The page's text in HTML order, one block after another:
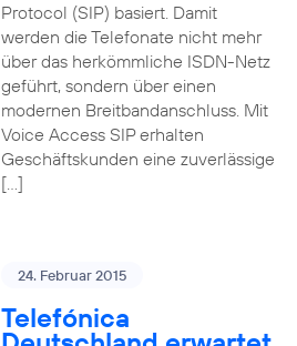
Protocol (SIP) basiert. Damit
werden die Telefonate nicht mehr
über das herkömmliche ISDN-Netz
geführt, sondern über einen
modernen Breitbandanschluss. Mit
Voice Access SIP erhalten
Geschäftskunden eine zuverlässige
[…]
24. Februar 2015
Telefónica